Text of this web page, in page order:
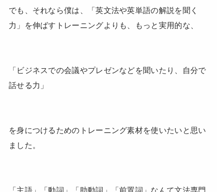
でも、それなら僕は、「英文法や英単語の解説を聞く
力」を伸ばすトレーニングよりも、もっと実用的な、
「ビジネスでの会議やプレゼンなどを聞いたり、自分で
話せる力」
を身につけるためのトレーニング素材を使いたいと思い
ました。
「主語」「動詞」「助動詞」「前置詞」なんて文法専門